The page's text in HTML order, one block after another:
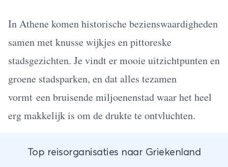
In Athene komen historische bezienswaardigheden
samen met knusse wijkjes en pittoreske
stadsgezichten. Je vindt er mooie uitzichtpunten en
groene stadsparken, en dat alles tezamen
vormt een bruisende miljoenenstad waar het heel
erg makkelijk is om de drukte te ontvluchten.
Top reisorganisaties naar Griekenland